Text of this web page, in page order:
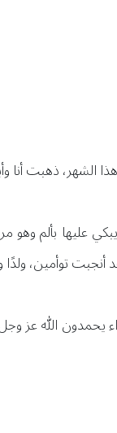
ذهبت أنا
عليها بألم وهو
توأمين، ولدًا
يحمدون الله عز